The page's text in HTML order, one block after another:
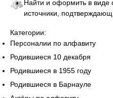
Найти и оформить в виде
источники,
Категории:
Персоналии по алфавиту
Родившиеся 10 декабря
Родившиеся в 1955 году
Родившиеся в Барнауле